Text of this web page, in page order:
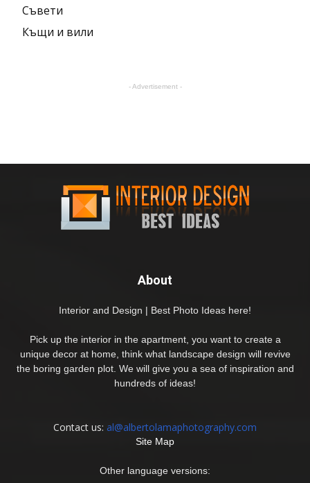
Съвети
Къщи и вили
- Advertisement -
About
Interior and Design | Best Photo Ideas here!
Pick up the interior in the apartment, you want to create a
unique decor at home, think what landscape design will revive
the boring garden plot. We will give you a sea of inspiration and
hundreds of ideas!
Contact us: al@albertolamaphotography.com
Site Map
Other language versions: